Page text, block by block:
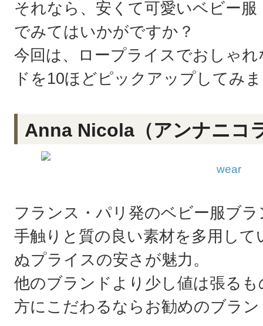
それなら、安くて可愛いベビー
でみてはいかがですか？
今回は、ロープライスでおしゃ
ドを10ほどピックアップしてみ
Anna Nicola（アンナニコ
wear
フランス・パリ発のベビー服ブ
手触りと質の良い素材を多用し
ぬプライスの安さが魅力。
他のブランドより少し値は張る
方にこだわるならお勧めのブラ